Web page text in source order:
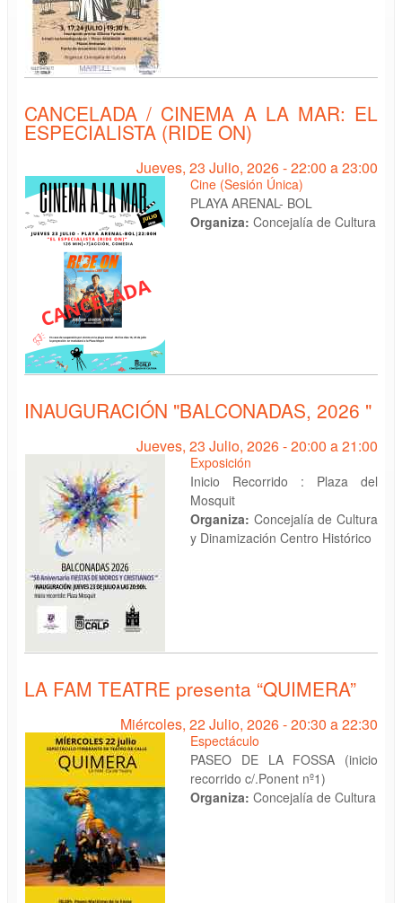
CANCELADA / CINEMA A LA MAR: EL
ESPECIALISTA (RIDE ON)
Jueves, 23 Julio, 2026 -22:00 a23:00
Cine (Sesión Única)
PLAYA ARENAL- BOL
Organiza: Concejalía de Cultura
INAUGURACIÓN "BALCONADAS, 2026 "
Jueves, 23 Julio, 2026 -20:00 a21:00
Exposición
Inicio Recorrido : Plaza del
Mosquit
Organiza: Concejalía de Cultura
y Dinamización Centro Histórico
LA FAM TEATRE presenta “QUIMERA”
Miércoles, 22 Julio, 2026 -20:30 a22:30
Espectáculo
PASEO DE LA FOSSA (inicio
recorrido c/.Ponent nº1)
Organiza: Concejalía de Cultura